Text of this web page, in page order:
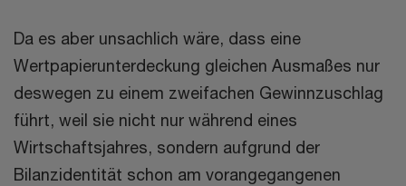
Da es aber unsachlich wäre, dass eine
Wertpapierunterdeckung gleichen Ausmaßes nur
deswegen zu einem zweifachen Gewinnzuschlag
führt, weil sie nicht nur während eines
Wirtschaftsjahres, sondern aufgrund der
Bilanzidentität schon am vorangegangenen